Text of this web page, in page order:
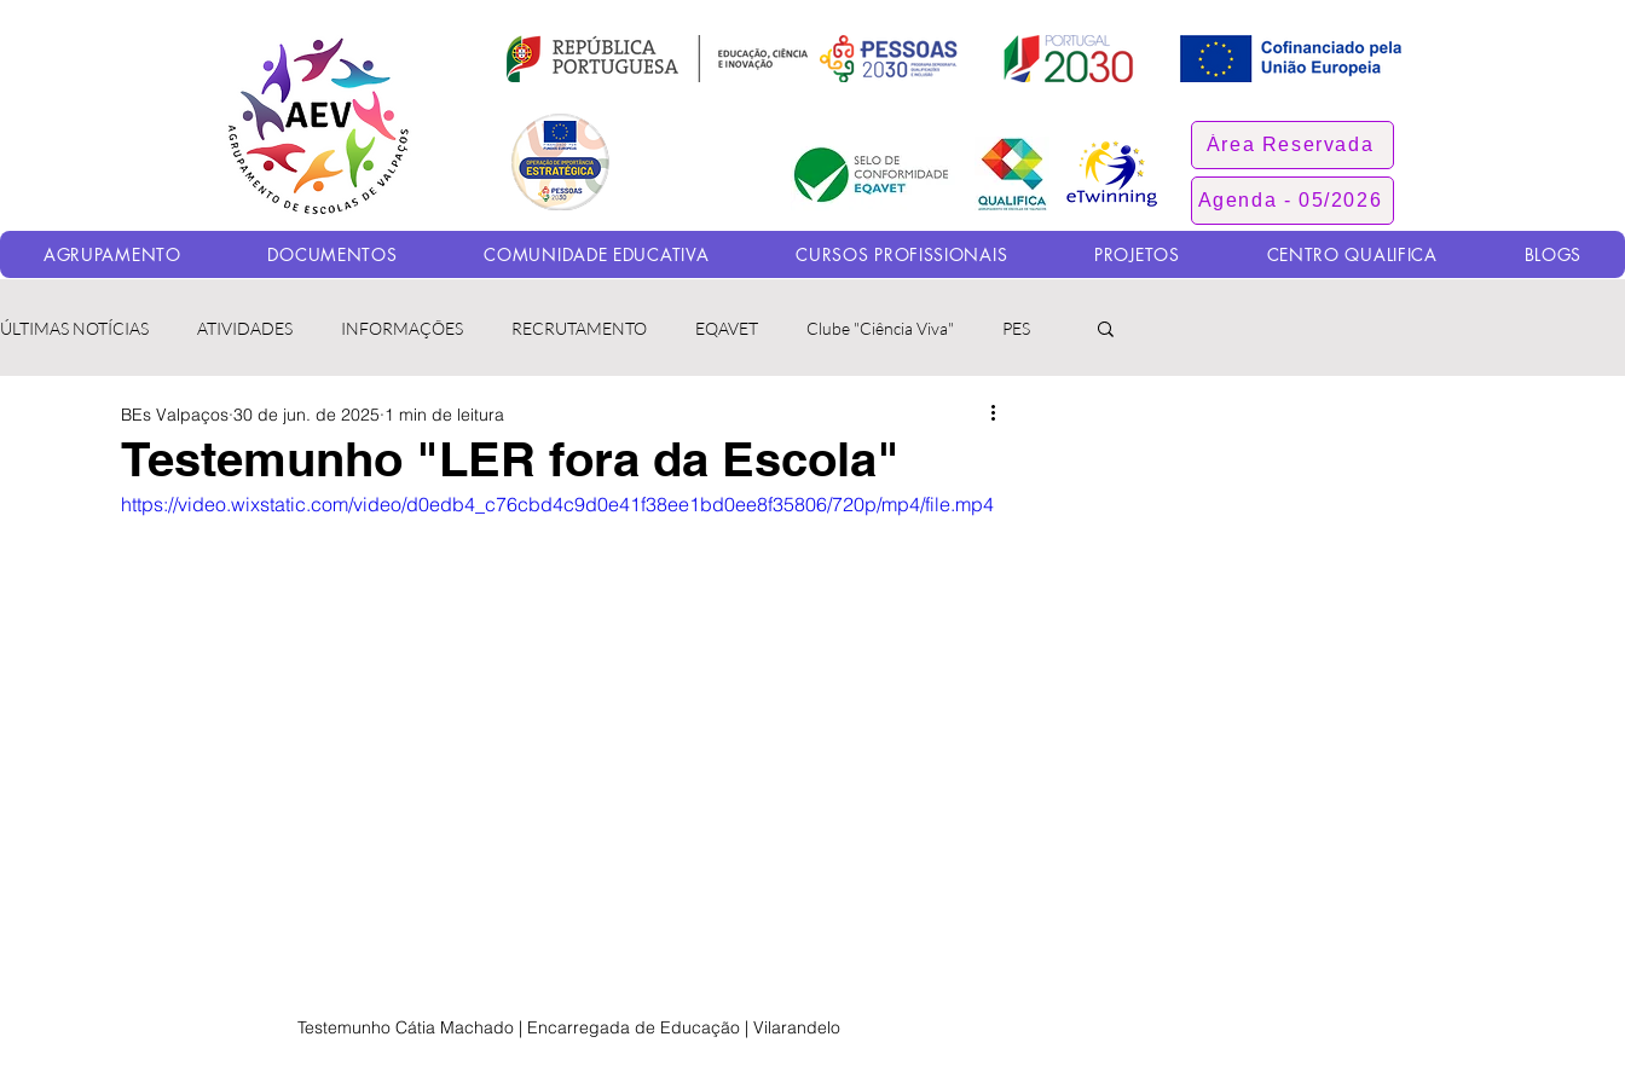
Área Reservada
Agenda - 05/2026
AGRUPAMENTO DOCUMENTOS COMUNIDADE EDUCATIVA CURSOS PROFISSIONAIS PROJETOS CENTRO QUALIFICA BLOGS
ÚLTIMAS NOTÍCIAS ATIVIDADES INFORMAÇÕES RECRUTAMENTO EQAVET Clube "Ciência Viva" PES
Bibliotecas LER fora da Escola ERASMUS+ LED
Testemunho "LER fora da Escola"
BEs Valpaços 30 de jun. de 2025 1 min de leitura
https://video.wixstatic.com/video/d0edb4_c76cbd4c9d0e41f38ee1bd0ee8f35806/720p/mp4/file.mp4
Testemunho Cátia Machado | Encarregada de Educação | Vilarandelo